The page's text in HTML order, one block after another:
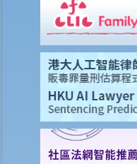
除上述的賠償外，我可否就
工傷或有關意外之報告
僱主向勞工處報告與工作有
僱員可否向勞工處報告與工作
其他有關工傷的事項
如何安排支付工傷賠償？
若然我不能與僱主和平地解